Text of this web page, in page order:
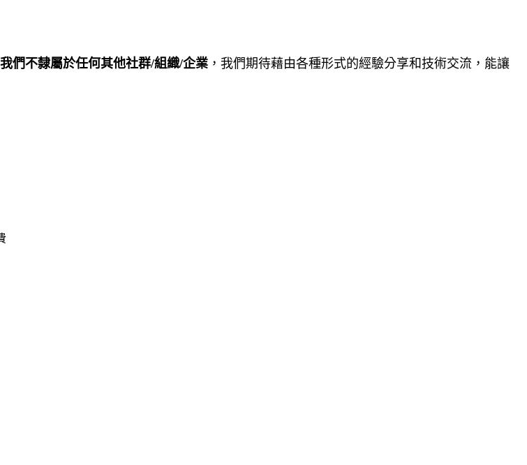
我們不隸屬於任何其他社群/組織/企業 ，我們期待藉由各種形式的經驗分享和技術交流，能讓